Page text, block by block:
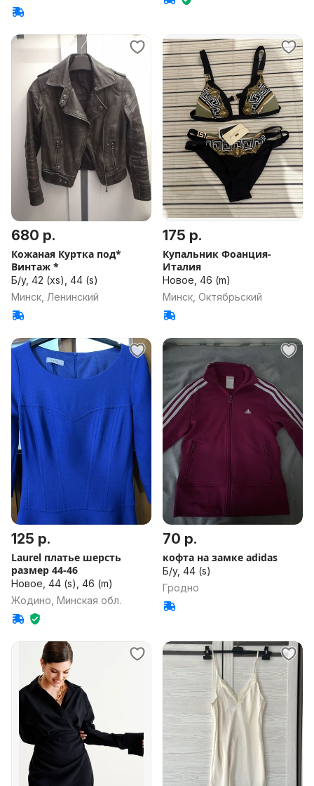
680 р.
Кожаная Куртка под*
Винтаж *
Б/у, 42 (xs), 44 (s)
Минск, Ленинский
175 р.
Купальник Фоанция-
Италия
Новое, 46 (m)
Минск, Октябрьский
125 р.
Laurel платье шерсть
размер 44-46
Новое, 44 (s), 46 (m)
Жодино, Минская обл.
70 р.
кофта на замке adidas
Б/у, 44 (s)
Гродно